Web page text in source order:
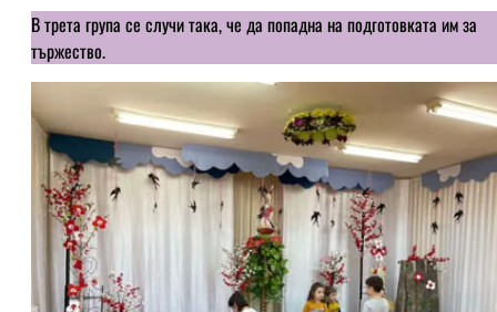
В трета група се случи така, че да попадна на подготовката им за
тържество.